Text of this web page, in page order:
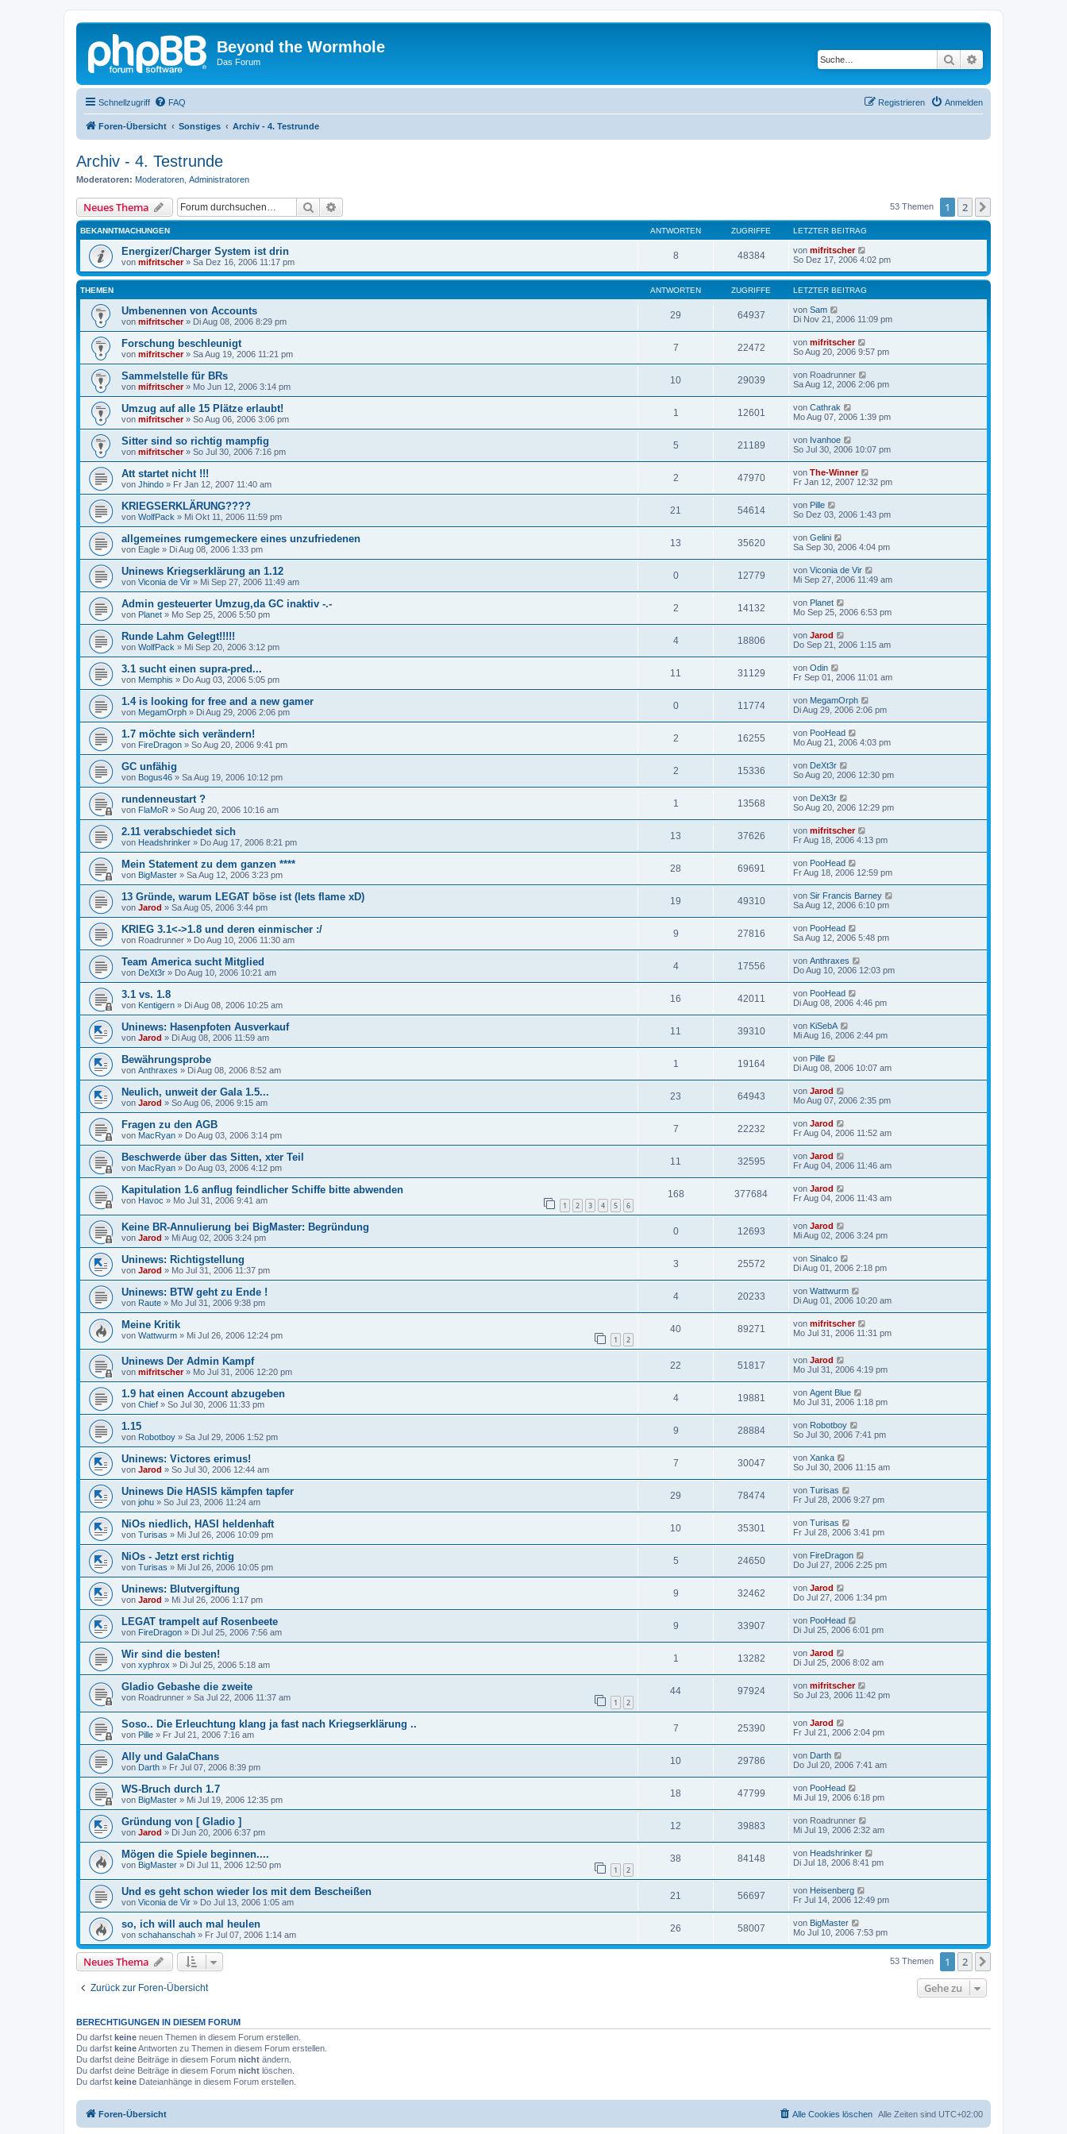
Beyond the Wormhole
Das Forum Suche
Schnellzugriff FAQ Anmelden
Registrieren
Foren-Übersicht Sonstiges Archiv - 4. Testrunde
Archiv - 4. Testrunde
Moderatoren: Moderatoren Administratoren
Neues Thema Suche 53 Themen 1 2
BEKANNTMACHUNGEN ANTWORTEN ZUGRIFFE LETZTER BEITRAG
Energizer/Charger System ist drin
von mifritscher» Sa Dez 16, 2006 11:17 pm
8 48384 von mifritscher
So Dez 17, 2006 4:02 pm
THEMEN ANTWORTEN ZUGRIFFE LETZTER BEITRAG
Umbenennen von Accounts
von mifritscher» Di Aug 08, 2006 8:29 pm
29 64937 von Sam
Di Nov 21, 2006 11:09 pm
Forschung beschleunigt
von mifritscher» Sa Aug 19, 2006 11:21 pm
7 22472 von mifritscher
So Aug 20, 2006 9:57 pm
Sammelstelle für BRs
von mifritscher» Mo Jun 12, 2006 3:14 pm
10 29039 von Roadrunner
Sa Aug 12, 2006 2:06 pm
Umzug auf alle 15 Plätze erlaubt!
von mifritscher» So Aug 06, 2006 3:06 pm
1 12601 von Cathrak
Mo Aug 07, 2006 1:39 pm
Sitter sind so richtig mampfig
von mifritscher» So Jul 30, 2006 7:16 pm
5 21189 von Ivanhoe
So Jul 30, 2006 10:07 pm
Att startet nicht !!!
von Jhindo » Fr Jan 12, 2007 11:40 am
2 47970 von The-Winner
Fr Jan 12, 2007 12:32 pm
KRIEGSERKLÄRUNG????
von WolfPack » Mi Okt 11, 2006 11:59 pm
21 54614 von Pille
So Dez 03, 2006 1:43 pm
allgemeines rumgemeckere eines unzufriedenen
von Eagle » Di Aug 08, 2006 1:33 pm
13 35620 von Gelini
Sa Sep 30, 2006 4:04 pm
Uninews Kriegserklärung an 1.12
von Viconia de Vir » Mi Sep 27, 2006 11:49 am
0 12779 von Viconia de Vir
Mi Sep 27, 2006 11:49 am
Admin gesteuerter Umzug,da GC inaktiv -.-
von Planet » Mo Sep 25, 2006 5:50 pm
2 14132 von Planet
Mo Sep 25, 2006 6:53 pm
Runde Lahm Gelegt!!!!!
von WolfPack » Mi Sep 20, 2006 3:12 pm
4 18806 von Jarod
Do Sep 21, 2006 1:15 am
3.1 sucht einen supra-pred...
von Memphis » Do Aug 03, 2006 5:05 pm
11 31129 von Odin
Fr Sep 01, 2006 11:01 am
1.4 is looking for free and a new gamer
von MegamOrph » Di Aug 29, 2006 2:06 pm
0 11774 von MegamOrph
Di Aug 29, 2006 2:06 pm
1.7 möchte sich verändern!
von FireDragon » So Aug 20, 2006 9:41 pm
2 16255 von PooHead
Mo Aug 21, 2006 4:03 pm
GC unfähig
von Bogus46 » Sa Aug 19, 2006 10:12 pm
2 15336 von DeXt3r
So Aug 20, 2006 12:30 pm
rundenneustart ?
von FlaMoR » So Aug 20, 2006 10:16 am
1 13568 von DeXt3r
So Aug 20, 2006 12:29 pm
2.11 verabschiedet sich
von Headshrinker » Do Aug 17, 2006 8:21 pm
13 37626 von mifritscher
Fr Aug 18, 2006 4:13 pm
Mein Statement zu dem ganzen ****
von BigMaster » Sa Aug 12, 2006 3:23 pm
28 69691 von PooHead
Fr Aug 18, 2006 12:59 pm
13 Gründe, warum LEGAT böse ist (lets flame xD)
von Jarod » Sa Aug 05, 2006 3:44 pm
19 49310 von Sir Francis Barney
Sa Aug 12, 2006 6:10 pm
KRIEG 3.1<->1.8 und deren einmischer :/
von Roadrunner » Do Aug 10, 2006 11:30 am
9 27816 von PooHead
Sa Aug 12, 2006 5:48 pm
Team America sucht Mitglied
von DeXt3r » Do Aug 10, 2006 10:21 am
4 17556 von Anthraxes
Do Aug 10, 2006 12:03 pm
3.1 vs. 1.8
von Kentigern » Di Aug 08, 2006 10:25 am
16 42011 von PooHead
Di Aug 08, 2006 4:46 pm
Uninews: Hasenpfoten Ausverkauf
von Jarod » Di Aug 08, 2006 11:59 am
11 39310 von KiSebA
Mi Aug 16, 2006 2:44 pm
Bewährungsprobe
von Anthraxes » Di Aug 08, 2006 8:52 am
1 19164 von Pille
Di Aug 08, 2006 10:07 am
Neulich, unweit der Gala 1.5...
von Jarod » So Aug 06, 2006 9:15 am
23 64943 von Jarod
Mo Aug 07, 2006 2:35 pm
Fragen zu den AGB
von MacRyan » Do Aug 03, 2006 3:14 pm
7 22232 von Jarod
Fr Aug 04, 2006 11:52 am
Beschwerde über das Sitten, xter Teil
von MacRyan » Do Aug 03, 2006 4:12 pm
11 32595 von Jarod
Fr Aug 04, 2006 11:46 am
Kapitulation 1.6 anflug feindlicher Schiffe bitte abwenden
von Havoc » Mo Jul 31, 2006 9:41 am 1 2 3 4 5 6
168 377684 von Jarod
Fr Aug 04, 2006 11:43 am
Keine BR-Annulierung bei BigMaster: Begründung
von Jarod » Mi Aug 02, 2006 3:24 pm
0 12693 von Jarod
Mi Aug 02, 2006 3:24 pm
Uninews: Richtigstellung
von Jarod » Mo Jul 31, 2006 11:37 pm
3 25572 von Sinalco
Di Aug 01, 2006 2:18 pm
Uninews: BTW geht zu Ende !
von Raute » Mo Jul 31, 2006 9:38 pm
4 20233 von Wattwurm
Di Aug 01, 2006 10:20 am
Meine Kritik
von Wattwurm » Mi Jul 26, 2006 12:24 pm 1 2
40 89271 von mifritscher
Mo Jul 31, 2006 11:31 pm
Uninews Der Admin Kampf
von mifritscher» Mo Jul 31, 2006 12:20 pm
22 51817 von Jarod
Mo Jul 31, 2006 4:19 pm
1.9 hat einen Account abzugeben
von Chief » So Jul 30, 2006 11:33 pm
4 19881 von Agent Blue
Mo Jul 31, 2006 1:18 pm
1.15
von Robotboy » Sa Jul 29, 2006 1:52 pm
9 28884 von Robotboy
So Jul 30, 2006 7:41 pm
Uninews: Victores erimus!
von Jarod » So Jul 30, 2006 12:44 am
7 30047 von Xanka
So Jul 30, 2006 11:15 am
Uninews Die HASIS kämpfen tapfer
von johu » So Jul 23, 2006 11:24 am
29 78474 von Turisas
Fr Jul 28, 2006 9:27 pm
NiOs niedlich, HASI heldenhaft
von Turisas » Mi Jul 26, 2006 10:09 pm
10 35301 von Turisas
Fr Jul 28, 2006 3:41 pm
NiOs - Jetzt erst richtig
von Turisas » Mi Jul 26, 2006 10:05 pm
5 24650 von FireDragon
Do Jul 27, 2006 2:25 pm
Uninews: Blutvergiftung
von Jarod » Mi Jul 26, 2006 1:17 pm
9 32462 von Jarod
Do Jul 27, 2006 1:34 pm
LEGAT trampelt auf Rosenbeete
von FireDragon » Di Jul 25, 2006 7:56 am
9 33907 von PooHead
Di Jul 25, 2006 6:01 pm
Wir sind die besten!
von xyphrox » Di Jul 25, 2006 5:18 am
1 13282 von Jarod
Di Jul 25, 2006 8:02 am
Gladio Gebashe die zweite
von Roadrunner » Sa Jul 22, 2006 11:37 am 1 2
44 97924 von mifritscher
So Jul 23, 2006 11:42 pm
Soso.. Die Erleuchtung klang ja fast nach Kriegserklärung ..
von Pille » Fr Jul 21, 2006 7:16 am
7 25390 von Jarod
Fr Jul 21, 2006 2:04 pm
Ally und GalaChans
von Darth » Fr Jul 07, 2006 8:39 pm
10 29786 von Darth
Do Jul 20, 2006 7:41 am
WS-Bruch durch 1.7
von BigMaster » Mi Jul 19, 2006 12:35 pm
18 47799 von PooHead
Mi Jul 19, 2006 6:18 pm
Gründung von [ Gladio ]
von Jarod » Di Jun 20, 2006 6:37 pm
12 39883 von Roadrunner
Mi Jul 19, 2006 2:32 am
Mögen die Spiele beginnen....
von BigMaster » Di Jul 11, 2006 12:50 pm 1 2
38 84148 von Headshrinker
Di Jul 18, 2006 8:41 pm
Und es geht schon wieder los mit dem Bescheißen
von Viconia de Vir » Do Jul 13, 2006 1:05 am
21 56697 von Heisenberg
Fr Jul 14, 2006 12:49 pm
so, ich will auch mal heulen
von schahanschah » Fr Jul 07, 2006 1:14 am
26 58007 von BigMaster
Mo Jul 10, 2006 7:53 pm
Neues Thema 53 Themen 1 2
Zurück zur Foren-Übersicht Gehe zu
BERECHTIGUNGEN IN DIESEM FORUM
Du darfst keine neuen Themen in diesem Forum erstellen.
Du darfst keineAntworten zu Themen in diesem Forum erstellen.
Du darfst deine Beiträge in diesem Forum nicht ändern.
Du darfst deine Beiträge in diesem Forum nicht löschen.
Du darfst keine Dateianhänge in diesem Forum erstellen.
Foren-Übersicht Alle Zeiten sind UTC+02:00
Alle Cookies löschen